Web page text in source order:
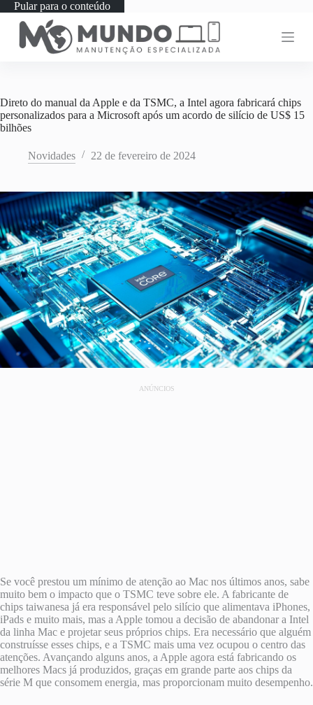
Pular para o conteúdo
Direto do manual da Apple e da TSMC, a Intel agora fabricará chips
personalizados para a Microsoft após um acordo de silício de US$ 15
bilhões
Novidades 22 de fevereiro de 2024
ANÚNCIOS
Se você prestou um mínimo de atenção ao Mac nos últimos anos, sabe
muito bem o impacto que o TSMC teve sobre ele. A fabricante de
chips taiwanesa já era responsável pelo silício que alimentava iPhones,
iPads e muito mais, mas a Apple tomou a decisão de abandonar a Intel
da linha Mac e projetar seus próprios chips. Era necessário que alguém
construísse esses chips, e a TSMC mais uma vez ocupou o centro das
atenções. Avançando alguns anos, a Apple agora está fabricando os
melhores Macs já produzidos, graças em grande parte aos chips da
série M que consomem energia, mas proporcionam muito desempenho.